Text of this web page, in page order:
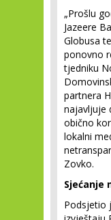
„Prošlu
Jazeere
Globusa
ponovno
tjedniku
partnera
najavljuje
obično
lokalni
Zovko.
Sjećanje
Podsjetio